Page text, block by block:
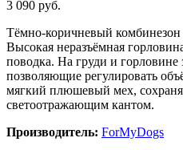
3 090 руб.
Тёмно-коричневый
Высокая неразъёмная
поводка. На груди и горловине
позволяющие регулировать
мягкий плюшевый мех,
светоотражающим кантом.
Производитель: ForMyDogs